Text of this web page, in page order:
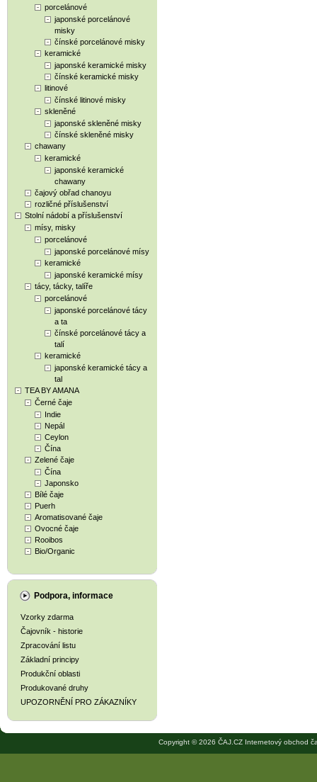
porcelánové
japonské porcelánové
misky
čínské porcelánové misky
keramické
japonské keramické misky
čínské keramické misky
litinové
čínské litinové misky
skleněné
japonské skleněné misky
čínské skleněné misky
chawany
keramické
japonské keramické
chawany
čajový obřad chanoyu
rozličné příslušenství
Stolní nádobí a příslušenství
mísy, misky
porcelánové
japonské porcelánové mísy
keramické
japonské keramické mísy
tácy, tácky, talíře
porcelánové
japonské porcelánové tácy
a ta
čínské porcelánové tácy a
talí
keramické
japonské keramické tácy a
tal
TEA BY AMANA
Černé čaje
Indie
Nepál
Ceylon
Čína
Zelené čaje
Čína
Japonsko
Bílé čaje
Puerh
Aromatisované čaje
Ovocné čaje
Rooibos
Bio/Organic
Podpora, informace
Vzorky zdarma
Čajovník - historie
Zpracování listu
Základní principy
Produkční oblasti
Produkované druhy
UPOZORNĚNÍ PRO ZÁKAZNÍKY
Copyright © 2026 ČAJ.CZ Internetový obchod